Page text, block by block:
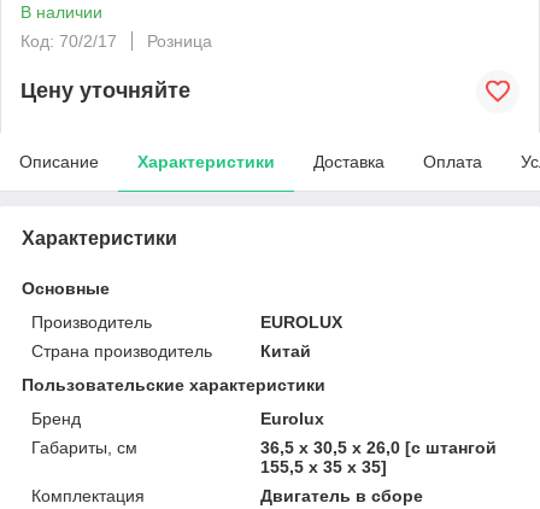
В наличии
Код: 70/2/17
Розница
Цену уточняйте
Описание Характеристики Доставка Оплата
Характеристики
Основные
Производитель
EUROLUX
Страна производитель
Китай
Пользовательские характеристики
Бренд
Eurolux
Габариты, см
36,5 х 30,5 х 26,0 [с штангой
155,5 х 35 х 35]
Комплектация
Двигатель в сборе